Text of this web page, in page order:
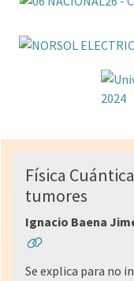
Física
tumores
Ignacio Baena
Se explica para no